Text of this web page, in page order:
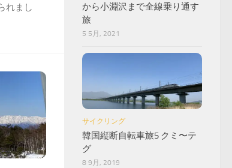
れまし
から小淵沢まで全線乗り通す
旅
5 5月, 2021
サイクリング
韓国縦断自転車旅5 クミ〜テ
グ
8 9月, 2019